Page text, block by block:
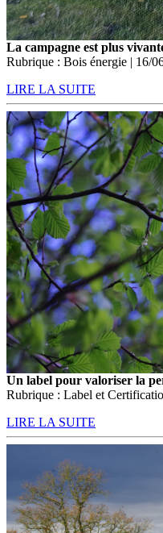
La campagne est plus
Rubrique : Bois énergie | 16/
LIRE LA SUITE
Un label pour valoriser la
Rubrique : Label et
LIRE LA SUITE